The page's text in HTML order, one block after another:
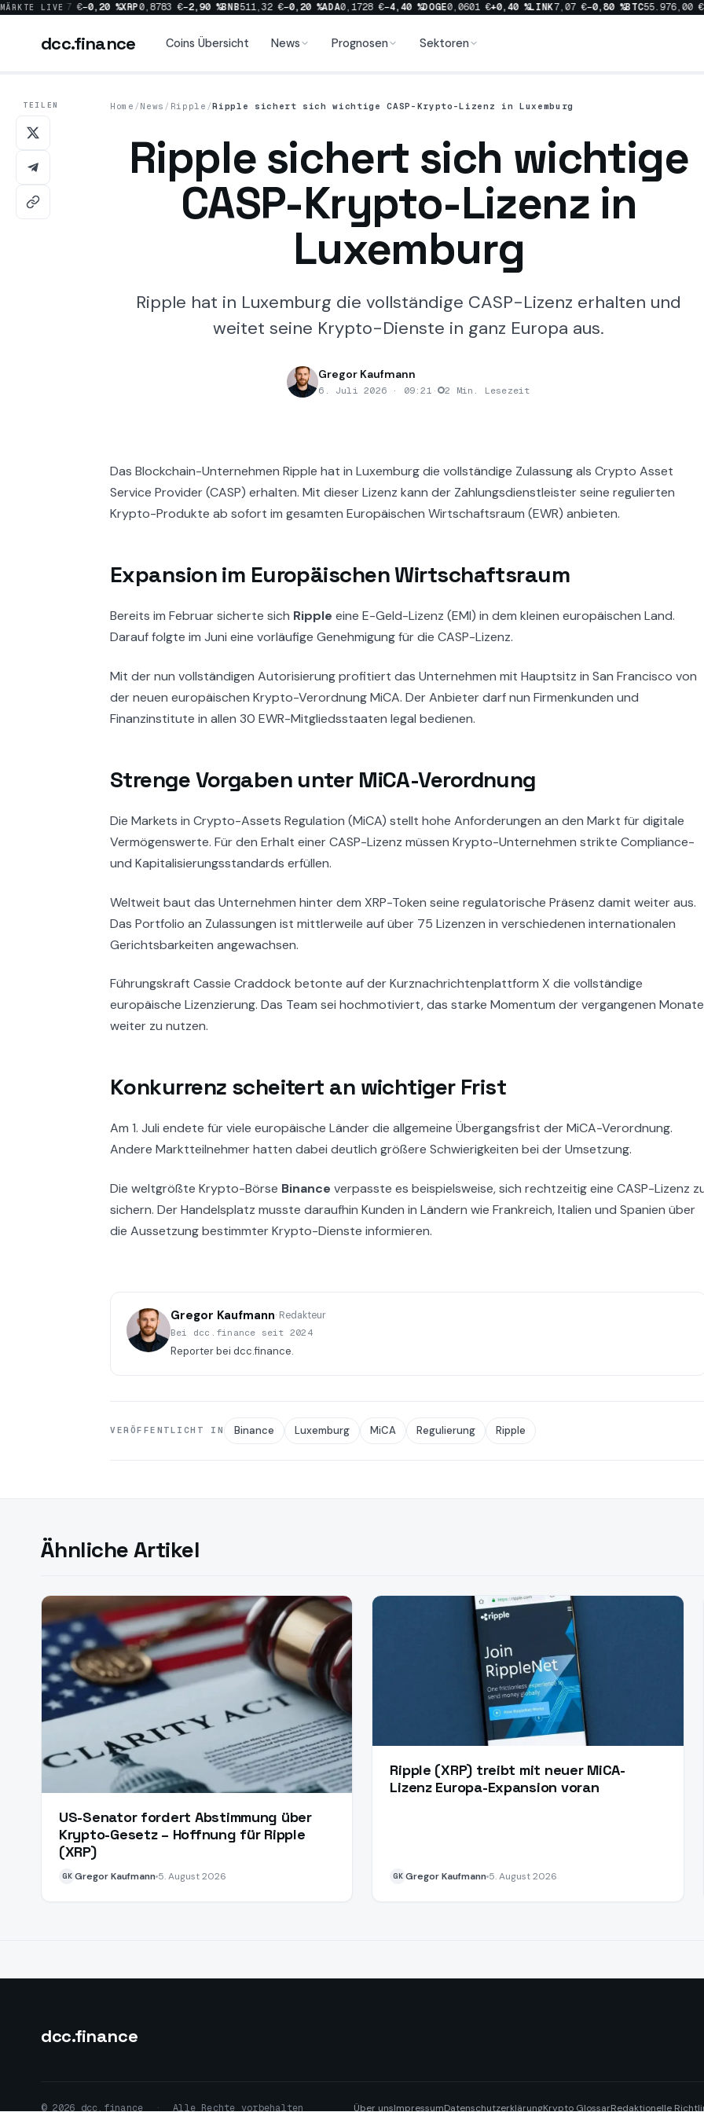
MÄRKTE LIVE
%SOL63,37 €−0,20 %XRP0,8783 €−2,90 %BNB511,32 €−0,20 %ADA0,1728 €−4,40 %DOGE0,0601 €+0,40 %LINK7,07 €−0,80 %BTC55.976,00 €
dcc.finance Coins Übersicht News Prognosen Sektoren
TEILEN Home / News / Ripple /Ripple sichert sich wichtige CASP-Krypto-Lizenz in Luxemburg
Ripple sichert sich wichtige
CASP-Krypto-Lizenz in
Luxemburg
Ripple hat in Luxemburg die vollständige CASP-Lizenz erhalten und
weitet seine Krypto-Dienste in ganz Europa aus.
Gregor Kaufmann
6. Juli 2026 · 09:21 · 2 Min. Lesezeit
Das Blockchain-Unternehmen Ripple hat in Luxemburg die vollständige Zulassung als Crypto Asset
Service Provider (CASP) erhalten. Mit dieser Lizenz kann der Zahlungsdienstleister seine regulierten
Krypto-Produkte ab sofort im gesamten Europäischen Wirtschaftsraum (EWR) anbieten.
Expansion im Europäischen Wirtschaftsraum
Bereits im Februar sicherte sich Ripple eine E-Geld-Lizenz (EMI) in dem kleinen europäischen Land.
Darauf folgte im Juni eine vorläufige Genehmigung für die CASP-Lizenz.
Mit der nun vollständigen Autorisierung profitiert das Unternehmen mit Hauptsitz in San Francisco von
der neuen europäischen Krypto-Verordnung MiCA. Der Anbieter darf nun Firmenkunden und
Finanzinstitute in allen 30 EWR-Mitgliedsstaaten legal bedienen.
Strenge Vorgaben unter MiCA-Verordnung
Die Markets in Crypto-Assets Regulation (MiCA) stellt hohe Anforderungen an den Markt für digitale
Vermögenswerte. Für den Erhalt einer CASP-Lizenz müssen Krypto-Unternehmen strikte Compliance-
und Kapitalisierungsstandards erfüllen.
Weltweit baut das Unternehmen hinter dem XRP-Token seine regulatorische Präsenz damit weiter aus.
Das Portfolio an Zulassungen ist mittlerweile auf über 75 Lizenzen in verschiedenen internationalen
Gerichtsbarkeiten angewachsen.
Führungskraft Cassie Craddock betonte auf der Kurznachrichtenplattform X die vollständige
europäische Lizenzierung. Das Team sei hochmotiviert, das starke Momentum der vergangenen Monate
weiter zu nutzen.
Konkurrenz scheitert an wichtiger Frist
Am 1. Juli endete für viele europäische Länder die allgemeine Übergangsfrist der MiCA-Verordnung.
Andere Marktteilnehmer hatten dabei deutlich größere Schwierigkeiten bei der Umsetzung.
Die weltgrößte Krypto-Börse Binance verpasste es beispielsweise, sich rechtzeitig eine CASP-Lizenz
sichern. Der Handelsplatz musste daraufhin Kunden in Ländern wie Frankreich, Italien und Spanien über
die Aussetzung bestimmter Krypto-Dienste informieren.
Gregor Kaufmann· Redakteur
Bei dcc.finance seit 2024
Reporter bei dcc.finance.
VERÖFFENTLICHT IN Binance Luxemburg MiCA Regulierung Ripple
Ähnliche Artikel
US-Senator fordert Abstimmung über
Krypto-Gesetz – Hoffnung für Ripple
(XRP)
GK Gregor Kaufmann 5. August 2026
Ripple (XRP) treibt mit neuer MiCA-
Lizenz Europa-Expansion voran
GK Gregor Kaufmann 5. August 2026
dcc.finance
© 2026 dcc.finance · Alle Rechte vorbehalten Über unsImpressumDatenschutzerklärungKrypto GlossarRedaktionelle
dcc.finance
Coins Übersicht
News